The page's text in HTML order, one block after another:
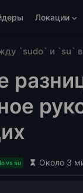
Локации
`sudo` и `su`
vs su Около 3